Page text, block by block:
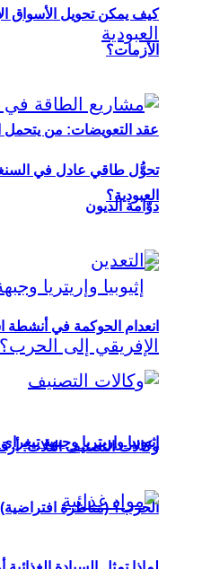
عقد التعويضات: من
العبودية؟
إثيوبيا وإريتريا وجبهة
الحرب؟ (مناظرة افتراضية)
كيف يمكن تحويل الأسواق
الأزمات؟
تحوُّل طاقي عادل في
دوّامة الديون
انعدام الحوكمة في أنشطة
وكالات التصنيف الثلاث: